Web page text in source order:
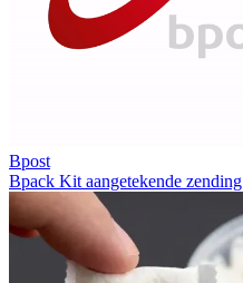
Bpost
Bpack Kit aangetekende zending